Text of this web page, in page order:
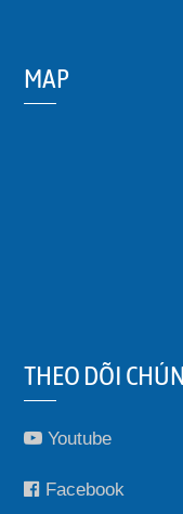
MAP
THEO DÕI
Youtube
Facebook